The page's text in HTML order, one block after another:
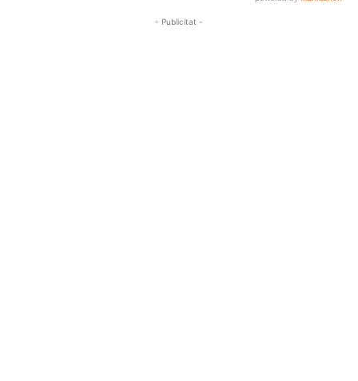
- Publicitat -